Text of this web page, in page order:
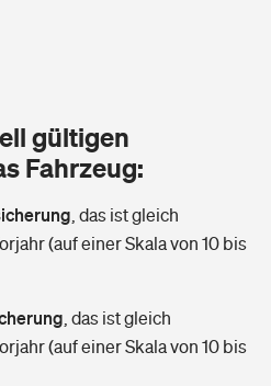
finden
gültigen
Fahrzeug:
das ist gleich
(auf einer Skala von 10 bis
das ist gleich
(auf einer Skala von 10 bis